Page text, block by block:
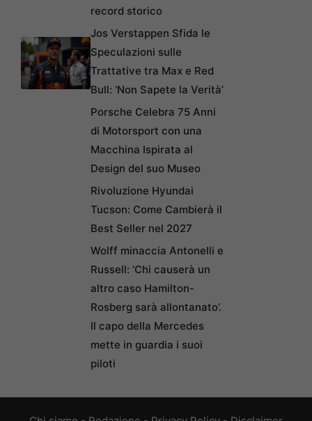
record storico
Jos Verstappen Sfida le
Speculazioni sulle
Trattative tra Max e Red
Bull: ‘Non Sapete la Verità’
Porsche Celebra 75 Anni
di Motorsport con una
Macchina Ispirata al
Design del suo Museo
Rivoluzione Hyundai
Tucson: Come Cambierà il
Best Seller nel 2027
Wolff minaccia Antonelli e
Russell: ‘Chi causerà un
altro caso Hamilton-
Rosberg sarà allontanato’.
Il capo della Mercedes
mette in guardia i suoi
piloti